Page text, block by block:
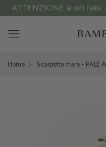
ATTENZIONE ai siti
Home Scarpette mare - PALE